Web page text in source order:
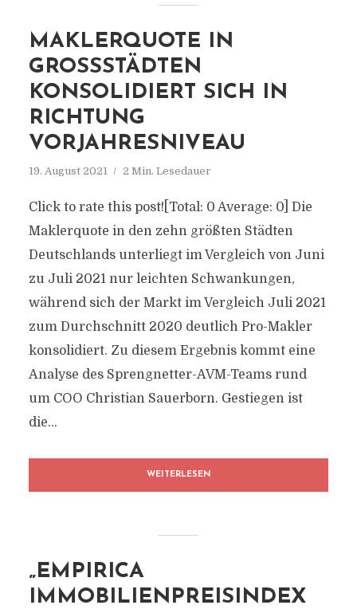
MAKLERQUOTE IN
GROSSSTÄDTEN K
ONSOLIDIERT SICH IN R
ICHTUNG V
ORJAHRESNIVEAU
19. August 2021 2 Min. Lesedauer
Click to rate this post![Total: 0 Average: 0] Die
Maklerquote in den zehn größten Städten
Deutschlands unterliegt im Vergleich von Juni
zu Juli 2021 nur leichten Schwankungen,
während sich der Markt im Vergleich Juli 2021
zum Durchschnitt 2020 deutlich Pro-Makler
konsolidiert. Zu diesem Ergebnis kommt eine
Analyse des Sprengnetter-AVM-Teams rund
um COO Christian Sauerborn. Gestiegen ist
die...
WEITERLESEN
„EMPIRICA
IMMOBILIENPREISINDEX